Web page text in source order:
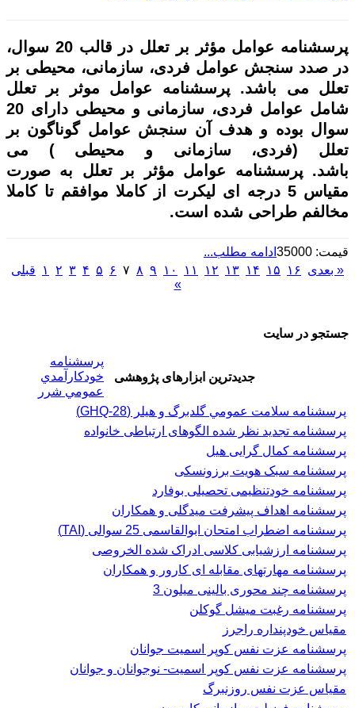
پرسشنامه عوامل مؤثر بر تعلل در قالب 20 سوال،​
در صدد سنجش عوامل فردی، سازمانی، محیطی بر
تعلل می باشد. پرسشنامه عوامل موثر بر تعلل
شامل عوامل فردی، سازمانی و محیطی
دارای 20
سوال بوده و هدف آن سنجش عوامل گوناگون بر
تعلل (فردی، سازمانی و محیطی
) می
باشد. پرسشنامه عوامل مؤثر بر تعلل به صورت
مقیاس 5 درجه ای لیکرت از کاملا موافقم تا کاملا
مخالفم طراحی شده است.
قیمت: 35000
ادامه مطلب...
« بعدی ۱۶ ۱۵ ۱۴ ۱۳ ۱۲ ۱۱ ۱۰ ۹ ۸ ۶ ۵ ۴ ۳ ۲ ۱
قبلی
»
جستجو در سایت
جدیدترین ابزارهای پژوهشی
پرسشنامه
خودكارآمدي
عمومي شرر
پرسشنامه سلامت عمومي گلدبرگ و هیلر (GHQ-28)
پرسشنامه تجدید نظر شده الگوهای ارتباطی خانواده
پرسشنامه کمال گرایی هیل
پرسشنامه سبک هویت برزونسکی
پرسشنامه خودتنظیمی تحصیلی بوفارد
پرسشنامه اهداف پیشرفت میدگلی و همکاران
پرسشنامه اضطراب امتحان ابوالقاسمی 25 سوالی (TAI)
پرسشنامه ارزشیابی کلاسی ادراک شده الخروصی
پرسشنامه مهارتهای مقابله ای کارور و همکاران
پرسشنامه چند محوری بالینی میلون 3
پرسشنامه رغبت ميشل گوكلن
مقیاس خودپنداره راجرز
پرسشنامه عزت نفس كوپر اسميت جوانان
پرسشنامه عزت نفس کوپر اسمیت- نوجوانان و جوانان
مقیاس عزت نفس روزنبرگ